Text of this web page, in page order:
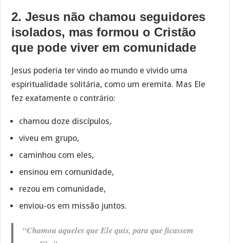
2. Jesus não chamou seguidores
isolados, mas formou o Cristão
que pode viver em comunidade
Jesus poderia ter vindo ao mundo e vivido uma
espiritualidade solitária, como um eremita. Mas Ele
fez exatamente o contrário:
chamou doze discípulos,
viveu em grupo,
caminhou com eles,
ensinou em comunidade,
rezou em comunidade,
enviou-os em missão juntos.
“Chamou aqueles que Ele quis, para que ficassem